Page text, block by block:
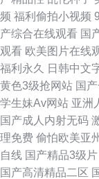
日韩二级黄色 午夜激
户外露出在线观看
91黑丝自慰 老司机
交 91性视频网 少妇
频 福利偷拍小视频
产综合在线观看 国
观看 欧美图片在线
福利永久
日韩中文
黄色3级抢网站 国
学生妹Av网站 亚洲
国产成人内射无码
理免费 偷怕欧美亚
自线 国产精品3级片
国产高清精品二区